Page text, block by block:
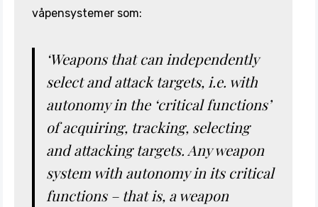
våpensystemer som:
‘Weapons that can independently
select and attack targets, i.e. with
autonomy in the ‘critical functions’
of acquiring, tracking, selecting
and attacking targets. Any weapon
system with autonomy in its critical
functions – that is, a weapon